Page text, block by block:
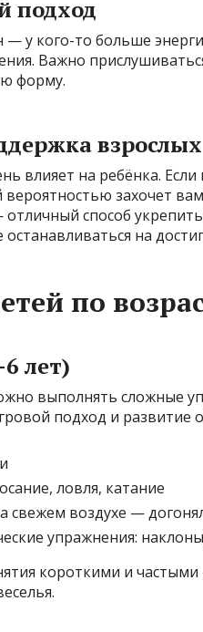
подход
у кого-то больше
Важно
форму.
взрослых
влияет на ребёнка.
захочет
способ
на
по
лет)
выполнять сложные
подход и развитие
ловля, катание
воздухе —
упражнения:
короткими и